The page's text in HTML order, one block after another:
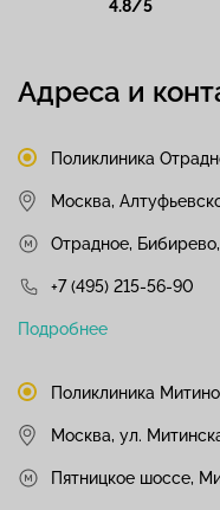
4.8/5
Адреса и
Поликлиника
Москва,
Отрадное,
+7 (495) 215-56-90
Подробнее
Поликлиника Митино
Москва, ул.
Пятницкое шоссе,